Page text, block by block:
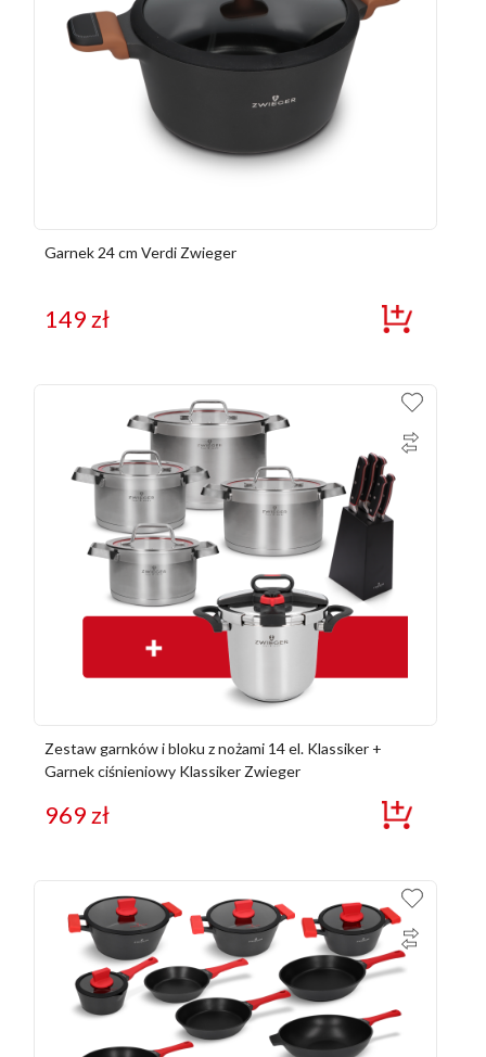
Garnek 24 cm Verdi Zwieger
149zł
Zestaw garnków i bloku z nożami 14 el. Klassiker +
Garnek ciśnieniowy Klassiker Zwieger
969zł